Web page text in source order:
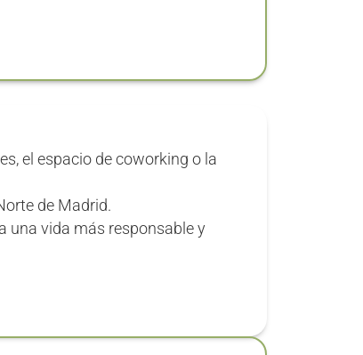
el espacio de coworking o la
de Madrid.
una vida más responsable y